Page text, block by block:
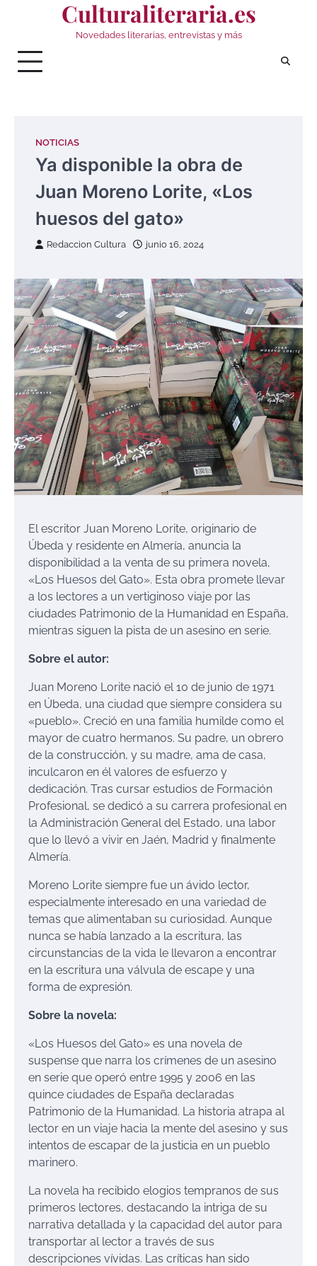
Culturaliteraria.es
Novedades literarias, entrevistas y más
NOTICIAS
Ya disponible la obra de
Juan Moreno Lorite, «Los
huesos del gato»
Redaccion Cultura junio 16, 2024
El escritor Juan Moreno Lorite, originario de
Úbeda y residente en Almería, anuncia la
disponibilidad a la venta de su primera novela,
«Los Huesos del Gato». Esta obra promete llevar
a los lectores a un vertiginoso viaje por las
ciudades Patrimonio de la Humanidad en España,
mientras siguen la pista de un asesino en serie.
Sobre el autor:
Juan Moreno Lorite nació el 10 de junio de 1971
en Úbeda, una ciudad que siempre considera su
«pueblo». Creció en una familia humilde como el
mayor de cuatro hermanos. Su padre, un obrero
de la construcción, y su madre, ama de casa,
inculcaron en él valores de esfuerzo y
dedicación. Tras cursar estudios de Formación
Profesional, se dedicó a su carrera profesional en
la Administración General del Estado, una labor
que lo llevó a vivir en Jaén, Madrid y finalmente
Almería.
Moreno Lorite siempre fue un ávido lector,
especialmente interesado en una variedad de
temas que alimentaban su curiosidad. Aunque
nunca se había lanzado a la escritura, las
circunstancias de la vida le llevaron a encontrar
en la escritura una válvula de escape y una
forma de expresión.
Sobre la novela:
«Los Huesos del Gato» es una novela de
suspense que narra los crímenes de un asesino
en serie que operó entre 1995 y 2006 en las
quince ciudades de España declaradas
Patrimonio de la Humanidad. La historia atrapa al
lector en un viaje hacia la mente del asesino y sus
intentos de escapar de la justicia en un pueblo
marinero.
La novela ha recibido elogios tempranos de sus
primeros lectores, destacando la intriga de su
narrativa detallada y la capacidad del autor para
transportar al lector a través de sus
descripciones vívidas. Las críticas han sido